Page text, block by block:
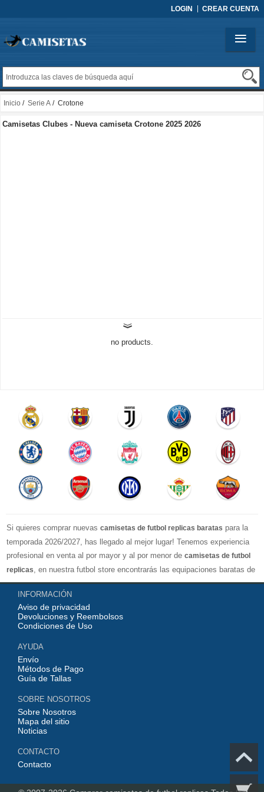
LOGIN CREAR CUENTA
Inicio / Serie A / Crotone
Camisetas Clubes - Nueva camiseta Crotone 2025 2026
no products.
Si quieres comprar nuevas camisetas de futbol replicas baratas para la
temporada 2026/2027, has llegado al mejor lugar! Tenemos experiencia
profesional en venta al por mayor y al por menor de camisetas de futbol
replicas, en nuestra futbol store encontrarás las equipaciones baratas de
los clubes más importantes y los equipos nacionales más fuertes del
mundo, nuestro jersey es directamente de fábrica, lo que garantiza que la
serie de camisetas tenga una calidad numerosa, completa y excelente
con una variedad de estilos confiable, Actualizar rápidamente las
Barcelona, real madrid jersey, Atletico de Madrid shirt, camiseta
Manchester United...etc! Nuestra misión es ofrecer a los fanáticos del
fútbol los mejores precios y equipaciones de futbol de calidad perfecta,
INFORMACIÓN
Aviso de privacidad
Devoluciones y Reembolsos
Condiciones de Uso
AYUDA
Envío
Métodos de Pago
Guía de Tallas
SOBRE NOSOTROS
Sobre Nosotros
Mapa del sitio
Noticias
CONTACTO
Contacto